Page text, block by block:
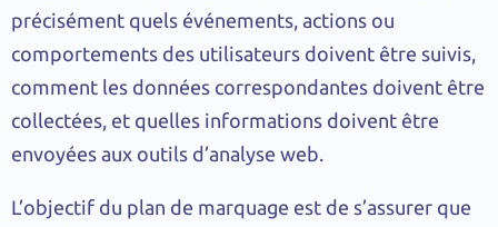
précisément quels événements, actions ou
comportements des utilisateurs doivent être suivis,
comment les données correspondantes doivent être
collectées, et quelles informations doivent être
envoyées aux outils d’analyse web.
L’objectif du plan de marquage est de s’assurer que